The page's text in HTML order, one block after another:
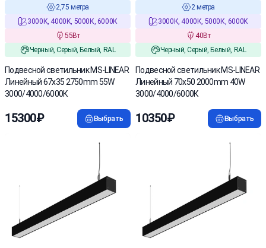
2,75 метра
3000К, 4000К, 5000К, 6000К
55Вт
Черный, Серый, Белый, RAL
Подвесной светильник MS-LINEAR
Линейный 67х35 2750mm 55W
3000/4000/6000К
15300₽ Выбрать
2 метра
3000К, 4000К, 5000К, 6000К
40Вт
Черный, Серый, Белый, RAL
Подвесной светильник MS-LINEAR
Линейный 70х50 2000mm 40W
3000/4000/6000К
10350₽ Выбрать